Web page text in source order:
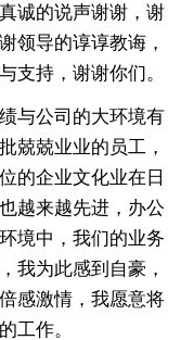
诚的说声谢谢，谢
领导的谆谆教诲，
支持，谢谢你们。
与公司的大环境有
兢兢业业的员工，
的企业文化业在日
越来越先进，办公
境中，我们的业务
我为此感到自豪，
感激情，我愿意将
工作。